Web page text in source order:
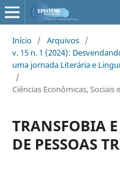
Início / Arquivos /
v. 15 n. 1 (2024):
uma jornada Literária e
/
Ciências Econômicas, Sociais
TRANSFOBIA
DE PESSOAS